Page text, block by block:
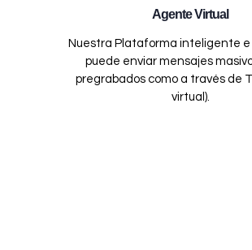
Agente Virtual
Nuestra Plataforma inteligente
puede enviar mensajes
pregrabados como a través de
virtual).